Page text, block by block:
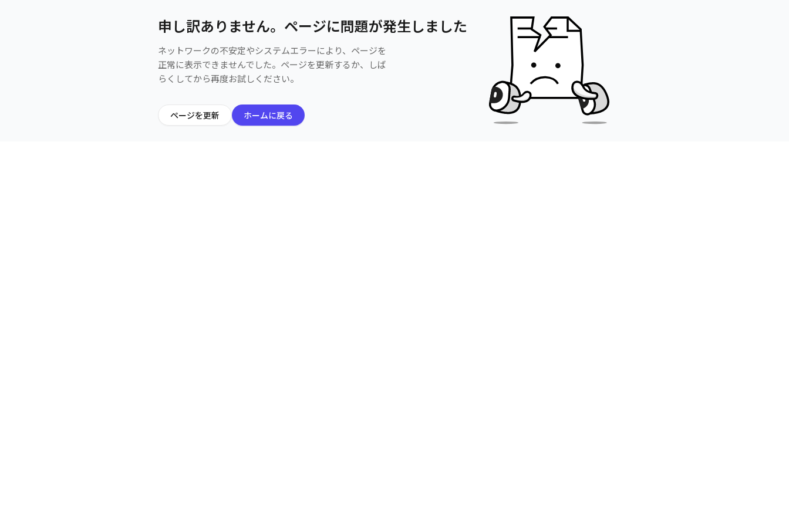
申し訳ありません。ページに問題が発生しました
ネットワークの不安定やシステムエラーにより、ページを
正常に表示できませんでした。ページを更新するか、しば
らくしてから再度お試しください。
ページを更新 ホームに戻る